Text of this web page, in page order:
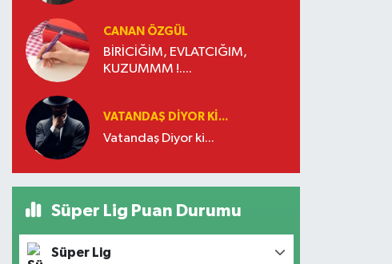
CANAN ÖZGÜL
BİRİCİĞİM, EVLATCIĞIM,
KUZUMMM !....
VATANDAŞ DIYOR KI...
Vatandaş Diyor ki...
Süper Lig Puan Durumu
Süper Lig